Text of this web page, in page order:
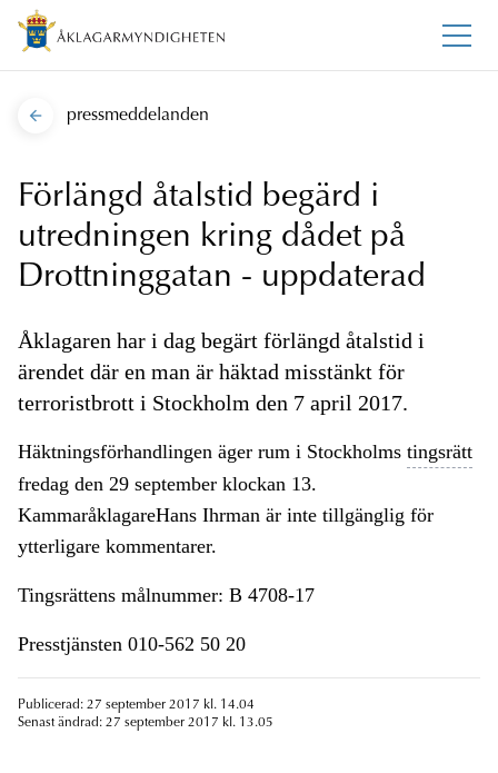
pressmeddelanden
Förlängd åtalstid begärd i
utredningen kring dådet på
Drottninggatan - uppdaterad
Åklagaren har i dag begärt förlängd åtalstid i
ärendet där en man är häktad misstänkt för
terroristbrott i Stockholm den 7 april 2017.
Häktningsförhandlingen äger rum i Stockholms tingsrätt
fredag den 29 september klockan 13.
KammaråklagareHans Ihrman är inte tillgänglig för
ytterligare kommentarer.
Tingsrättens målnummer: B 4708-17
Presstjänsten 010-562 50 20
Publicerad: 27 september 2017 kl. 14.04
Senast ändrad: 27 september 2017 kl. 13.05